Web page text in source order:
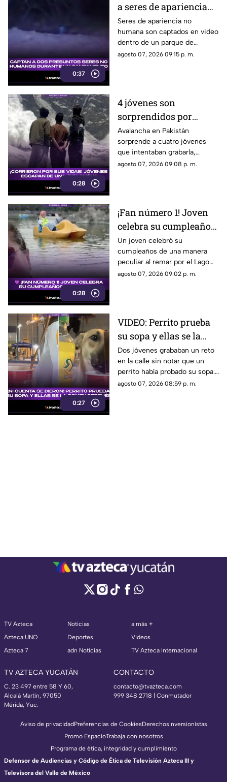
0:37
a seres de apariencia
no humana en famoso
parque de México
Seres de apariencia no
humana son captados en video
dentro de un parque de
México, desatando teorías y
agosto 07, 2026 09:15 p. m.
0:28
4 jóvenes son
sorprendidos por
AVALANCHA; los
momentos de terror
quedaron GRABADOS
en video
Avalancha en Pakistán
sorprende a cuatro jóvenes
que intentaban grabarla,
logrando que el momento de
agosto 07, 2026 09:08 p. m.
0:28
¡Fan número 1! Joven
celebra su cumpleaños
junto a una figura de
BTS (VIDEO)
Un joven celebró su
cumpleaños de una manera
peculiar al remar por el Lago
de Chapultepec junto a una
agosto 07, 2026 09:02 p. m.
0:27
VIDEO: Perrito prueba
su sopa y ellas se la
comen sin saberlo
Dos jóvenes grababan un reto
en la calle sin notar que un
perrito había probado su sopa.
Descubrieron la travesura al
agosto 07, 2026 08:59 p. m.
TV Azteca
Azteca UNO
Azteca 7
Noticias
Deportes
adn Noticias
a más +
Videos
TV Azteca Internacional
TV AZTECA YUCATÁN
C. 23 497 entre 58 Y 60,
Alcalá Martín, 97050
Mérida, Yuc.
CONTACTO
contacto@tvazteca.com
999 348 2718 | Conmutador
Aviso de privacidadPreferencias de CookiesDerechosInversionistas
Promo EspacioTrabaja con nosotros
Programa de ética, integridad y cumplimiento
Defensor de Audiencias y Código de Ética de Televisión Azteca III y
Televisora del Valle de México